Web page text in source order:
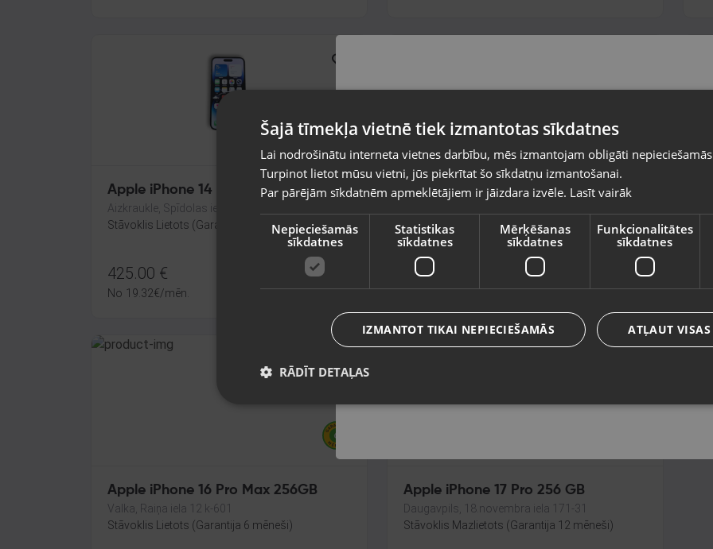
Apple iPhone 14 Pro Max 128GB
Aizkraukle, Spīdolas iela 17
Stāvoklis Lietots (Garantija 6 mēneši)
425.00 €
No 19.32€/mēn.
Apple IPhone 15 128 GB
Stāvoklis Mazlietots (Garantija 12 mēneši)
480.00
No 21.82€/mēn.
Apple iPhone 16 Pro Max 256GB
Valka, Raiņa iela 12 k-601
Stāvoklis Lietots (Garantija 6 mēneši)
Apple iPhone 17 Pro 256 GB
Daugavpils, 18.novembra iela 171-31
Stāvoklis Mazlietots (Garantija 12 mēneši)
valsti
Vietnes saturs būs attēlots izvēlētajā valodā
Valsts
Valoda
Latviešu / Latvian
Šajā tīmekļa vietnē tiek izmantotas sīkdatnes
Lai nodrošinātu interneta vietnes darbību, mēs izmantojam obligāti
Turpinot lietot mūsu vietni, jūs piekrītat šo sīkdatņu izmantošanai.
Par pārējām sīkdatnēm apmeklētājiem ir jāizdara izvēle. Lasīt vairāk
Nepieciešamās
sīkdatnes
Statistikas
sīkdatnes
Mērķēšanas
sīkdatnes
Funkcionalitātes
sīkdatnes
ATĻAUT
IZMANTOT TIKAI NEPIECIEŠAMĀS
RĀDĪT DETAĻAS